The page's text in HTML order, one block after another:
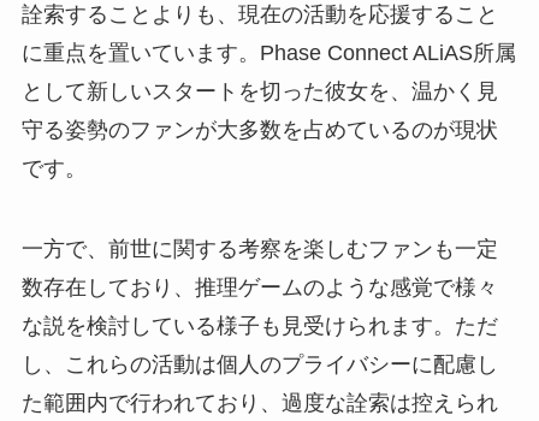
詮索することよりも、現在の活動を応援すること
に重点を置いています。Phase Connect ALiAS所属
として新しいスタートを切った彼女を、温かく見
守る姿勢のファンが大多数を占めているのが現状
です。
一方で、前世に関する考察を楽しむファンも一定
数存在しており、推理ゲームのような感覚で様々
な説を検討している様子も見受けられます。ただ
し、これらの活動は個人のプライバシーに配慮し
た範囲内で行われており、過度な詮索は控えられ